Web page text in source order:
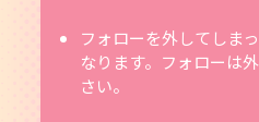
フォローを外してしま
なります。フォローは
さい。